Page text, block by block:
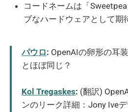
コードネームは「
ブなハードウェアとして期
パウロ: OpenAIの卵形の耳
とほぼ同じ？
Kol Tregaskes: (翻訳)
ンのリーク詳細：Jony Ive